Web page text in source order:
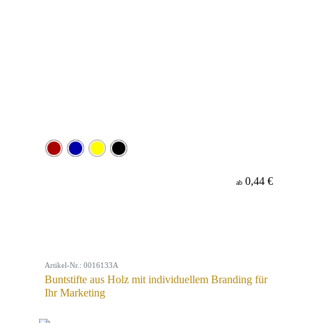
ab 0,44 €
Artikel-Nr.: 0016133A
Buntstifte aus Holz mit individuellem Branding für
Ihr Marketing